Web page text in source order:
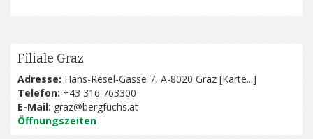
Filiale Graz
Adresse: Hans-Resel-Gasse 7, A-8020 Graz [Karte...]
Telefon: +43 316 763300
E-Mail: graz@bergfuchs.at
Öffnungszeiten